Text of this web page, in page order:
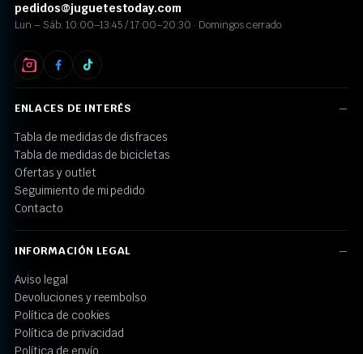
pedidos@juguetestoday.com
Lun – Sáb: 10:00–13:45 / 17:00–20:30 · Domingos cerrado
ENLACES DE INTERÉS
Tabla de medidas de disfraces
Tabla de medidas de bicicletas
Ofertas y outlet
Seguimiento de mi pedido
Contacto
INFORMACIÓN LEGAL
Aviso legal
Devoluciones y reembolso
Política de cookies
Política de privacidad